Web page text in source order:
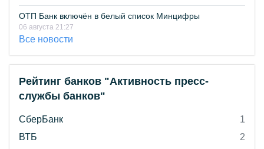
ОТП Банк включён в белый список Минцифры
06 августа 21:27
Все новости
Рейтинг банков "Активность пресс-
службы банков"
СберБанк
1
ВТБ
2